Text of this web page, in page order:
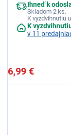
Ihneď k
Skladom 2 ks.
K vyzdvihnutiu
K
v 11
6,99 €